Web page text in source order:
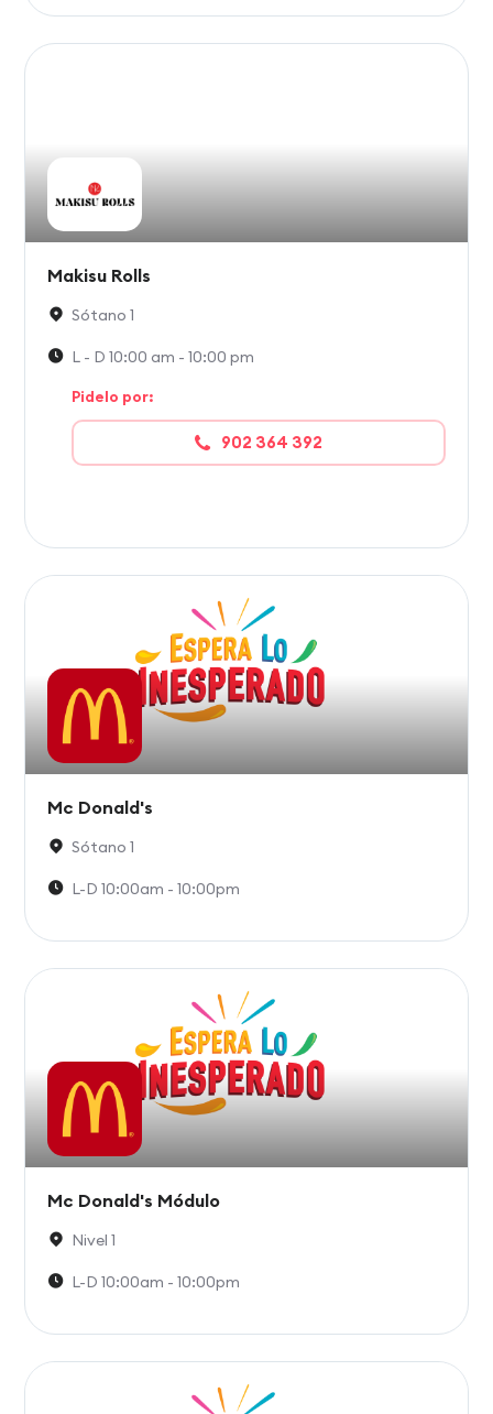
Makisu Rolls
Sótano 1
L - D 10:00 am - 10:00 pm
Pidelo por:
902 364 392
Mc Donald's
Sótano 1
L-D 10:00am - 10:00pm
Mc Donald's Módulo
Nivel 1
L-D 10:00am - 10:00pm